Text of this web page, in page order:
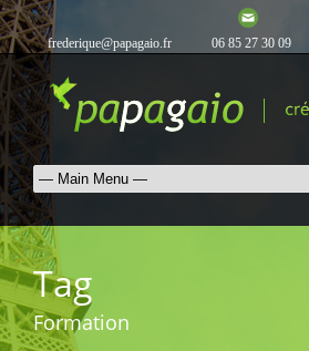
frederique@papagaio.fr 06 85 27 30 09
Tag
Formation